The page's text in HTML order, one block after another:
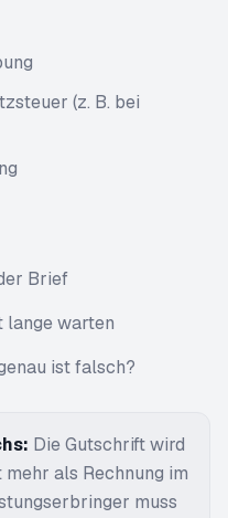
(z. B. bei
Brief
lange warten
ist falsch?
Die Gutschrift wird
als Rechnung im
muss